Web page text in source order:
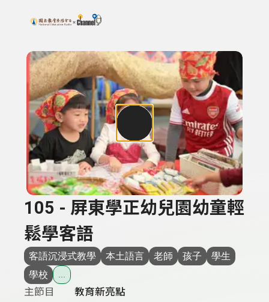
上方功能區塊
搜尋關鍵字：可輸入節目名稱、主持人或關鍵字
105 - 屏東學正幼兒園幼童輕
鬆學客語
客語沉浸式教學 本土語言 老師 孩子
學生
學校
...
主節目
教育新亮點